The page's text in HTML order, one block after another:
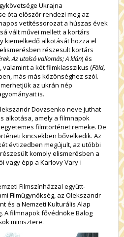
Ukrajna
óta először rendezi meg az
vetítéssorozat a húszas évek
vált művei mellett a kortárs
kiemelkedő alkotását hozza el
részesült kortárs
Az utolsó vallomás; A klán) és
valamint a két filmklasszikus (Föld,
más-más közönséghez szól.
az ukrán nép
is.
Dovzsenko neve juthat
alkotása, amely a filmnapok
filmtörténet remeke. De
kincsekben bővelkedik. Az
évtizedben megújult, az utóbbi
komoly elismerésben a
vagy épp a Karlovy Vary-i
Filmszínházzal együtt-
Filmügynökség, az Olekszandr
és a Nemzeti Kulturális Alap
A filmnapok fővédnöke Balog
minisztere.